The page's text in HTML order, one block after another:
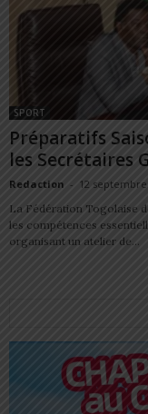
SPORT
Préparatifs
les Secrétaires
Redaction - 12 septembre
La Fédération Togolaise
les compétences
organisant un atelier de...